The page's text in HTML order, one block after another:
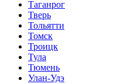
Таганрог
Тверь
Тольятти
Томск
Троицк
Тула
Тюмень
Улан-Удэ